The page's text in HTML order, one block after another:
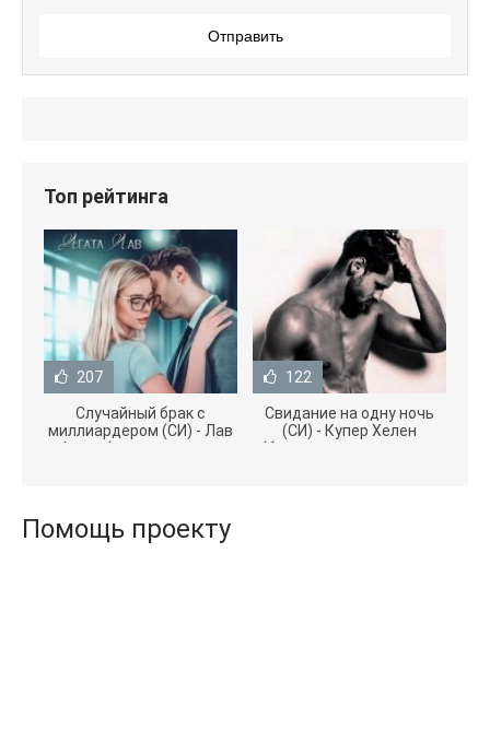
Отправить
Топ рейтинга
207
Случайный брак с
миллиардером (СИ) - Лав
Агата (полная версия
122
Свидание на одну ночь
(СИ) - Купер Хелен
(бесплатные серии книг
Помощь проекту